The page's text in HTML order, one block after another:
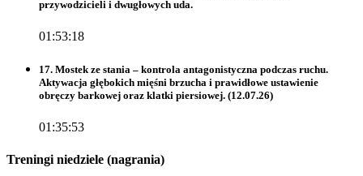
przywodzicieli i dwugłowych uda.
01:53:18
17. Mostek ze stania – kontrola antagonistyczna podczas ruchu.
Aktywacja głębokich mięśni brzucha i prawidłowe ustawienie
obręczy barkowej oraz klatki piersiowej. (12.07.26)
01:35:53
Treningi niedziele (nagrania)